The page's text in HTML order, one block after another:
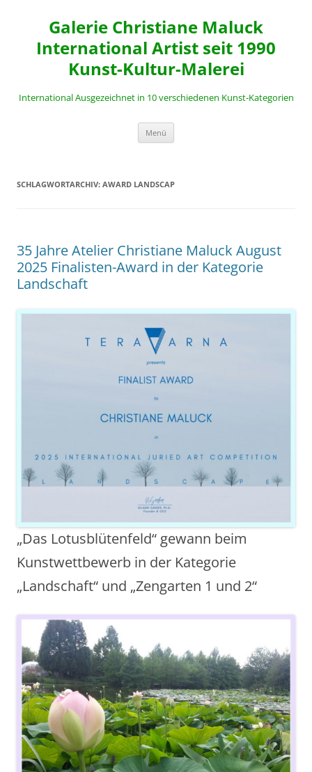
springenGalerie Christiane Maluck
International Artist seit 1990
Kunst-Kultur-Malerei
International Ausgezeichnet in 10 verschiedenen Kunst-Kategorien
Menü
SCHLAGWORTARCHIV: AWARD LANDSCAP
35 Jahre Atelier Christiane Maluck August
2025 Finalisten-Award in der Kategorie
Landschaft
„Das Lotusblütenfeld“ gewann beim
Kunstwettbewerb in der Kategorie
„Landschaft“ und „Zengarten 1 und 2“